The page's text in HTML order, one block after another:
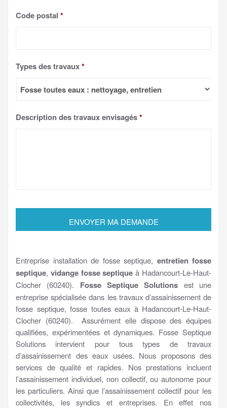
Code postal *
Types des travaux*
Description des travaux envisagés*
Entreprise installation de fosse septique, entretien fosse
septique, vidange fosse septique à Hadancourt-Le-Haut-
Clocher (60240). Fosse Septique Solutions est une
entreprise spécialisée dans les travaux d’assainissement de
fosse septique, fosse toutes eaux à Hadancourt-Le-Haut-
Clocher (60240). Assurément elle dispose des équipes
qualifiées, expérimentées et dynamiques. Fosse Septique
Solutions intervient pour tous types de travaux
d’assainissement des eaux usées. Nous proposons des
services de qualité et rapides. Nos prestations incluent
l’assainissement individuel, non collectif, ou autonome pour
les particuliers. Ainsi que l’assainissement collectif pour les
collectivités, les syndics et entreprises. En effet nos